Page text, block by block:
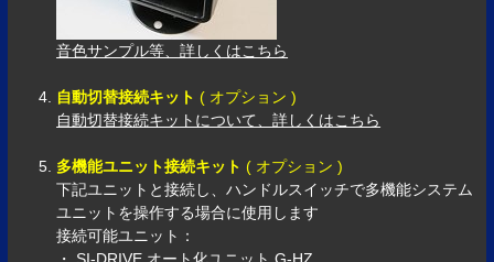
音色サンプル等、詳しくはこちら
自動切替接続キット ( オプション )
自動切替接続キットについて、詳しくはこちら
多機能ユニット接続キット ( オプション )
下記ユニットと接続し、ハンドルスイッチで多機能システム
ユニットを操作する場合に使用します
接続可能ユニット：
・SI-DRIVE オート化ユニット G-HZ